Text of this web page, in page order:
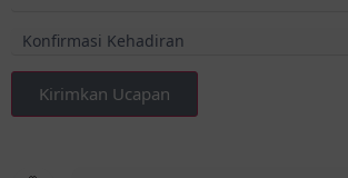
Kirimkan Ucapan